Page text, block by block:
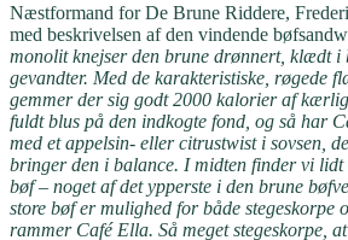
Næstformand for De Brune Riddere,
med beskrivelsen af den vindende
monolit knejser den brune drønnert, klædt i
gevandter. Med de karakteristiske, røgede
gemmer der sig godt 2000 kalorier af
fuldt blus på den indkogte fond, og så har
med et appelsin- eller citrustwist i sovsen,
bringer den i balance. I midten finder vi lidt
bøf – noget af det ypperste i den brune
store bøf er mulighed for både stegeskorpe
rammer Café Ella. Så meget stegeskorpe,